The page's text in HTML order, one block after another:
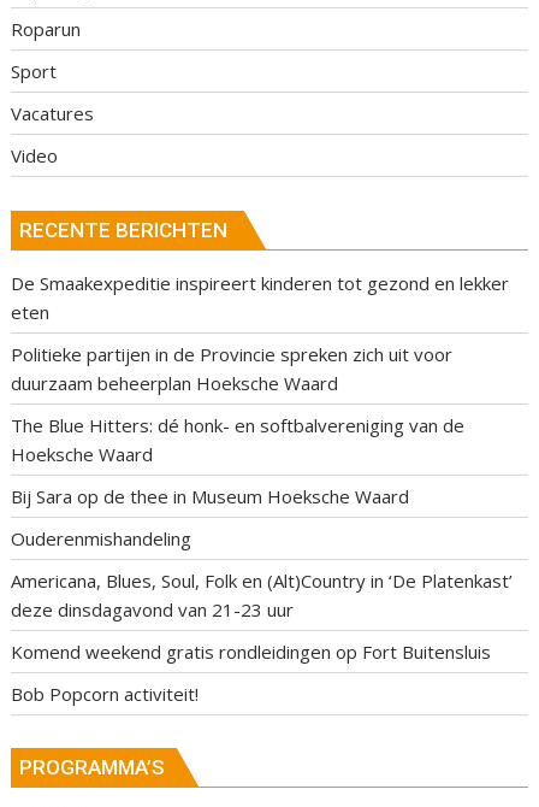
Roparun
Sport
Vacatures
Video
RECENTE BERICHTEN
De Smaakexpeditie inspireert kinderen tot gezond en lekker
eten
Politieke partijen in de Provincie spreken zich uit voor
duurzaam beheerplan Hoeksche Waard
The Blue Hitters: dé honk- en softbalvereniging van de
Hoeksche Waard
Bij Sara op de thee in Museum Hoeksche Waard
Ouderenmishandeling
Americana, Blues, Soul, Folk en (Alt)Country in ‘De Platenkast’
deze dinsdagavond van 21-23 uur
Komend weekend gratis rondleidingen op Fort Buitensluis
Bob Popcorn activiteit!
PROGRAMMA’S